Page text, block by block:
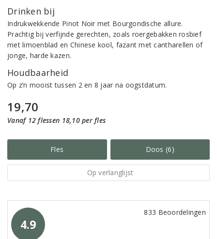
Drinken bij
Indrukwekkende Pinot Noir met Bourgondische allure.
Prachtig bij verfijnde gerechten, zoals roergebakken rosbief
met limoenblad en Chinese kool, fazant met cantharellen of
jonge, harde kazen.
Houdbaarheid
Op z’n mooist tussen 2 en 8 jaar na oogstdatum.
19,70
Vanaf 12 flessen 18,10 per fles
Fles Doos (6)
Op verlanglijst
4.9
833 Beoordelingen